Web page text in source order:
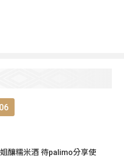
釀糯米酒 待palimo分享使